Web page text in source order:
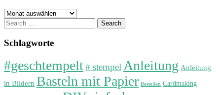
Archiv
Search
for:
Schlagworte
#geschtempelt# stempel Anleitung Anleitung
in Bildern Basteln mit Papier Bestellen Cardmaking